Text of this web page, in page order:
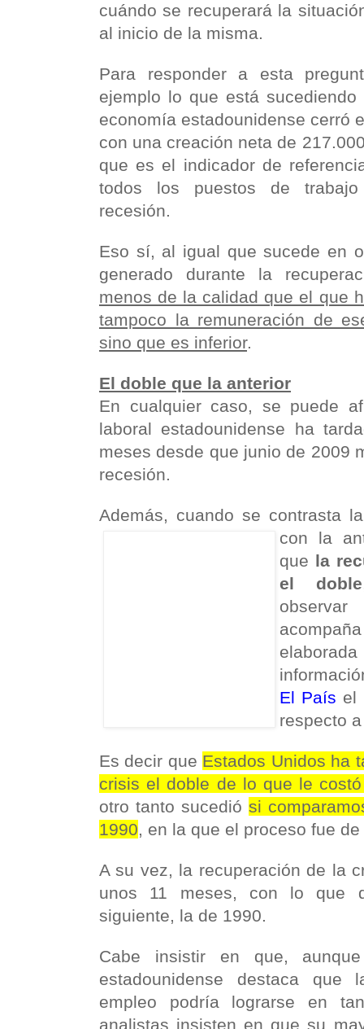
cuándo se recuperará la
al inicio de la misma.
Para responder a esta
ejemplo lo que está
economía estadounidense cerró
con una creación neta de
que es el indicador de
todos los puestos de
recesión.
Eso sí, al igual que sucede en
generado durante la
menos de la calidad que el que
tampoco la remuneración de
sino que es inferior.
El doble que la anterior
En cualquier caso, se puede
laboral estadounidense ha
meses desde que junio de 2009
recesión.
Además, cuando se contrasta
con la
que la
el doble
El País el
respecto
Es decir que Estados Unidos ha
crisis el doble de lo que le
otro tanto sucedió si
1990, en la que el proceso fue
A su vez, la recuperación de la
unos 11 meses, con lo que
siguiente, la de 1990.
Cabe insistir en que,
estadounidense destaca que
empleo podría lograrse en
analistas insisten en que su